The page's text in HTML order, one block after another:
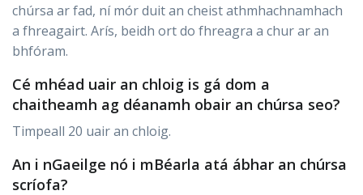
chúrsa ar fad, ní mór duit an cheist athmhachnamhach
a fhreagairt. Arís, beidh ort do fhreagra a chur ar an
bhfóram.
Cé mhéad uair an chloig is gá dom a
chaitheamh ag déanamh obair an chúrsa seo?
Timpeall 20 uair an chloig.
An i nGaeilge nó i mBéarla atá ábhar an chúrsa
scríofa?